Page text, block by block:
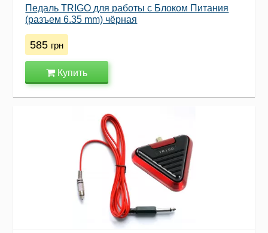
Педаль TRIGO для работы с Блоком Питания
(разъем 6.35 mm) чёрная
585 грн
Купить